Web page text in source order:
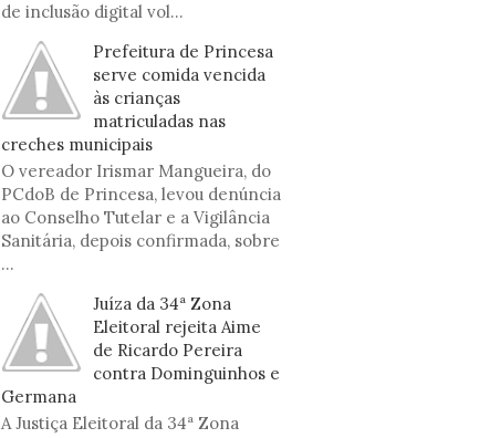
de inclusão digital vol...
Prefeitura de Princesa
serve comida vencida
às crianças
matriculadas nas
creches municipais
O vereador Irismar Mangueira, do
PCdoB de Princesa, levou denúncia
ao Conselho Tutelar e a Vigilância
Sanitária, depois confirmada, sobre
...
Juíza da 34ª Zona
Eleitoral rejeita Aime
de Ricardo Pereira
contra Dominguinhos e
Germana
A Justiça Eleitoral da 34ª Zona